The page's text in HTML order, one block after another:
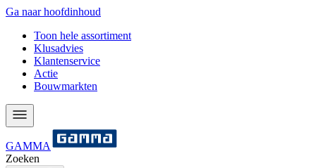
Ga naar hoofdinhoud
Toon hele assortiment
Klusadvies
Klantenservice
Actie
Bouwmarkten
GAMMA
Zoeken